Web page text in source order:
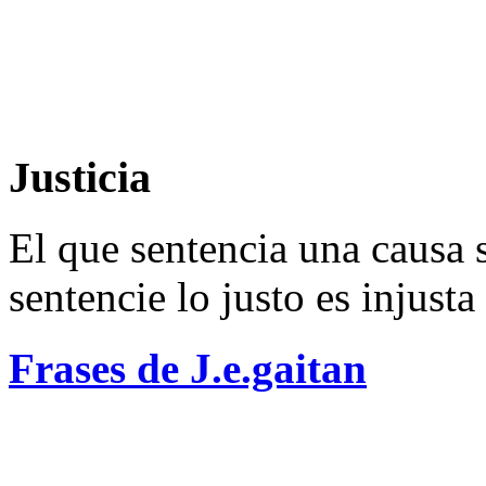
Justicia
El que sentencia una
sentencie lo justo es
Frases de J.e.gaitan